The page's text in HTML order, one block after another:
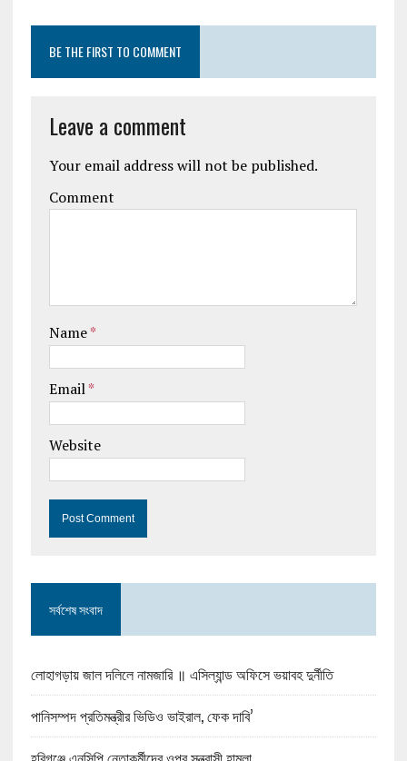
BE THE FIRST TO COMMENT
Leave a comment
Your email address will not be published.
Comment
Name*
Email*
Website
সর্বশেষ সংবাদ
লোহাগড়ায় জাল দলিলে নামজারি ॥ এসিল্যান্ড অফিসে ভয়াবহ দুর্নীতি
পানিসম্পদ প্রতিমন্ত্রীর ভিডিও ভাইরাল, ফেক দাবি’